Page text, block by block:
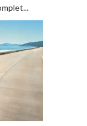
BMW
renunță
și